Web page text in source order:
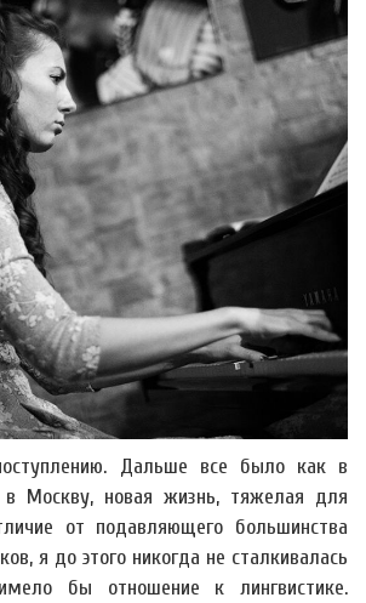
Дальше все было как в
в Москву, новая жизнь, тяжелая для
от подавляющего большинства
я до этого никогда не сталкивалась
бы отношение к лингвистике.